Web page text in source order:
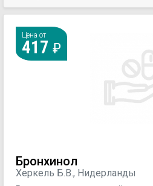
Цена от
417
Бронхинол
Херкель Б.В., Нидерланды